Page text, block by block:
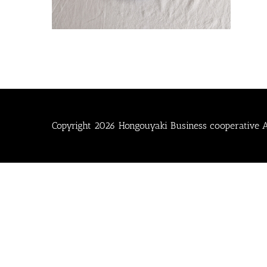
Copyright 2026 Hongouyaki Business cooperative